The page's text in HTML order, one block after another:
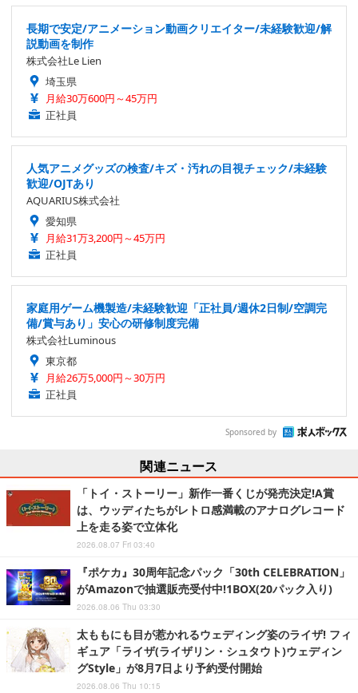
長期で安定/アニメーション動画クリエイター/未経験歓迎/解
説動画を制作
株式会社Le Lien
埼玉県
月給30万600円～45万円
正社員
人気アニメグッズの検査/キズ・汚れの目視チェック/未経験
歓迎/OJTあり
AQUARIUS株式会社
愛知県
月給31万3,200円～45万円
正社員
家庭用ゲーム機製造/未経験歓迎「正社員/週休2日制/空調完
備/賞与あり」安心の研修制度完備
株式会社Luminous
東京都
月給26万5,000円～30万円
正社員
Sponsored by
関連ニュース
「トイ・ストーリー」新作一番くじが発売決定!A賞
は、ウッディたちがレトロ感満載のアナログレコード
上を走る姿で立体化
2026.08.07 Fri 03:40
『ポケカ』30周年記念パック「30th CELEBRATION」
がAmazonで抽選販売受付中!1BOX(20パック入り)
2026.08.06 Thu 03:30
太ももにも目が惹かれるウェディング姿のライザ! フィ
ギュア「ライザ(ライザリン・シュタウト)ウェディン
グStyle」が8月7日より予約受付開始
2026.08.06 Thu 10:15